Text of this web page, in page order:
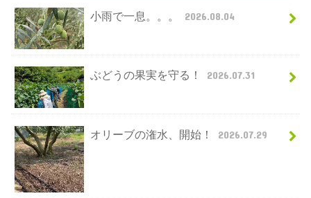
小雨で一息。。。 2026.08.04
ぶどうの果実を守る！ 2026.07.31
オリーブの潅水、開始！ 2026.07.29